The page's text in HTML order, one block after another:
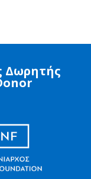
Δωρητής